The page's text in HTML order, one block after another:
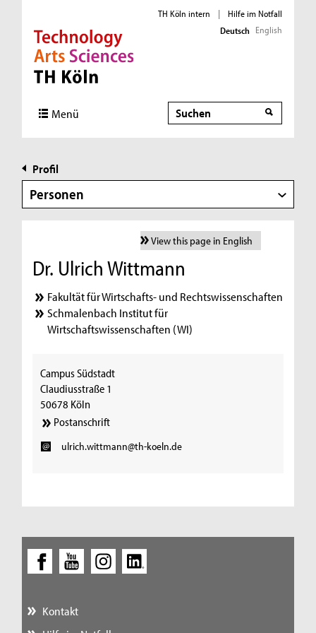
Direkt zur Hauptnavigation
Direkt zur Subnavigation
Direkt zum Inhalt
Direkt zum Fußbereich
TH Köln intern |
Hilfe im Notfall
Deutsch English
Menü Suche
Profil
Personen
View this page in English
Dr. Ulrich Wittmann
Fakultät für Wirtschafts- und Rechtswissenschaften
Schmalenbach Institut für
Wirtschaftswissenschaften (WI)
Campus Südstadt
Claudiusstraße 1
50678 Köln
Postanschrift
ulrich.wittmann@th-koeln.de
Kontakt